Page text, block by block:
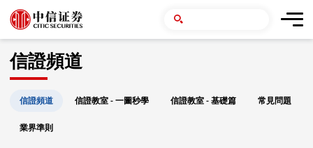
信證頻道
信證頻道 信證教室 - 一圖秒學 信證教室 - 基礎篇 常見問題
業界準則